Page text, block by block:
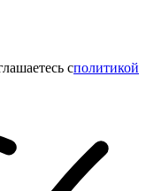
cполитикой